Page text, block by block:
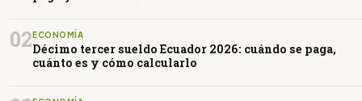
02 ECONOMÍA
Décimo tercer sueldo Ecuador 2026: cuándo se paga,
cuánto es y cómo calcularlo